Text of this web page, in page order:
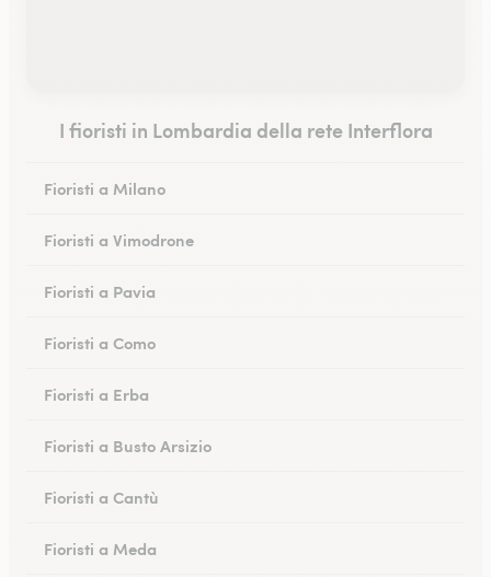
I fioristi in Lombardia della rete Interflora
Fioristi a Milano
Fioristi a Vimodrone
Fioristi a Pavia
Fioristi a Como
Fioristi a Erba
Fioristi a Busto Arsizio
Fioristi a Cantù
Fioristi a Meda